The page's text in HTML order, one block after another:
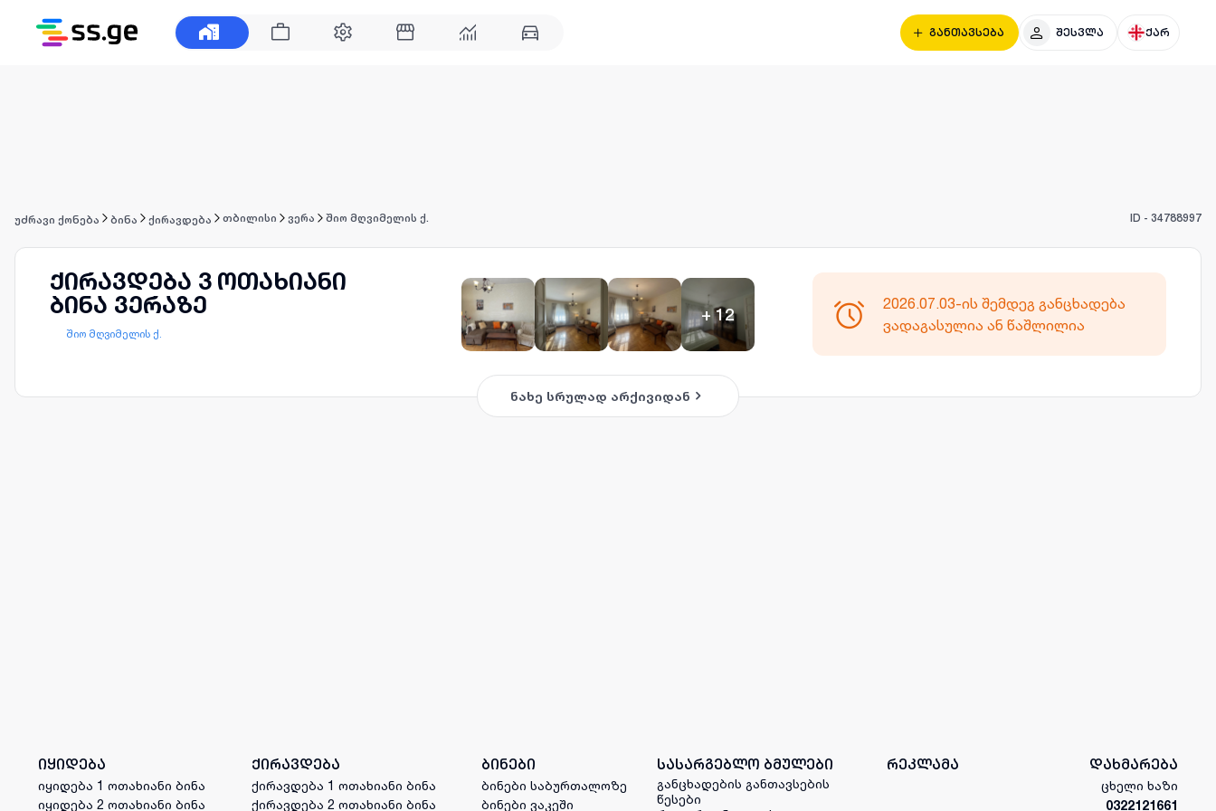
განთავსება შესვლა ქარ
უძრავი ქონება ბინა ქირავდება თბილისი ვერა შიო მღვიმელის ქ. ID - 34788997
ქირავდება 3 ოთახიანი
ბინა ვერაზე
შიო მღვიმელის ქ.
+12
2026.07.03-ის შემდეგ განცხადება
ვადაგასულია ან წაშლილია
ნახე სრულად არქივიდან
იყიდება
იყიდება 1 ოთახიანი ბინა
იყიდება 2 ოთახიანი ბინა
ქირავდება
ქირავდება 1 ოთახიანი ბინა
ქირავდება 2 ოთახიანი ბინა
ბინები
ბინები საბურთალოზე
ბინები ვაკეში
სასარგებლო ბმულები
განცხადების განთავსების
წესები
რეკლამა დახმარება
ცხელი ხაზი
0322121661